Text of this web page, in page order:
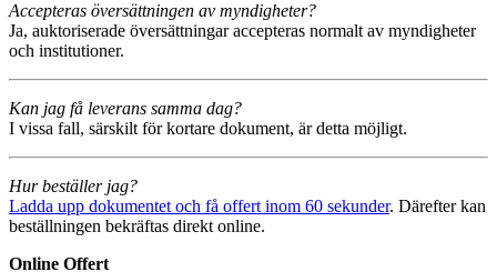
Accepteras översättningen av myndigheter?
Ja, auktoriserade översättningar accepteras normalt av myndigheter
och institutioner.
Kan jag få leverans samma dag?
I vissa fall, särskilt för kortare dokument, är detta möjligt.
Hur beställer jag?
Ladda upp dokumentet och få offert inom 60 sekunder. Därefter kan
beställningen bekräftas direkt online.
Online Offert